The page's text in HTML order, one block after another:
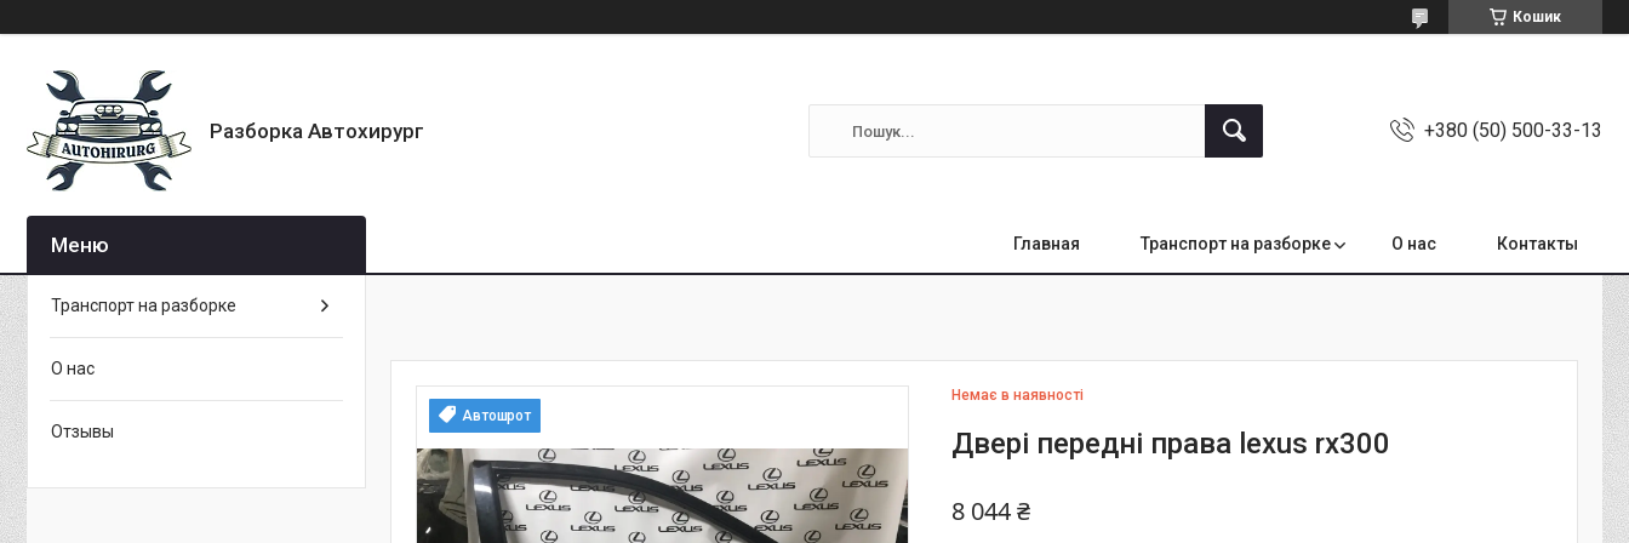
Кошик
Разборка Автохирург +380 (50) 500-33-13
Главная Транспорт на разборке О нас Контакты
Автошрот
Немає в наявності
Двері передні права lexus rx300
8 044 ₴
Транспорт на разборке
О нас
Отзывы